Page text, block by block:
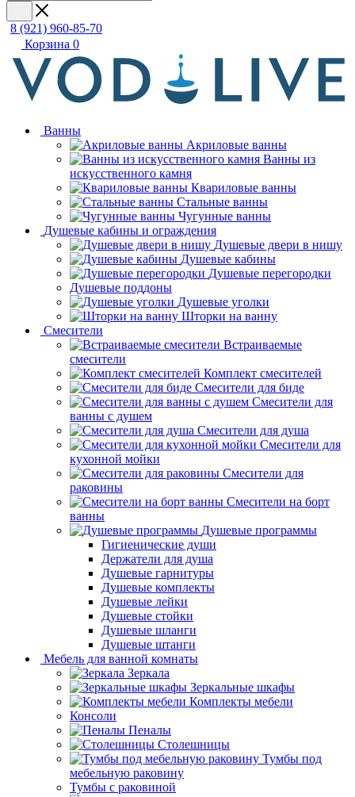
8 (921) 960-85-70
Корзина 0
Ванны
Акриловые ванны
Ванны из
искусственного камня
Квариловые ванны
Стальные ванны
Чугунные ванны
Душевые кабины и ограждения
Душевые двери в нишу
Душевые кабины
Душевые перегородки
Душевые поддоны
Душевые уголки
Шторки на ванну
Смесители
Встраиваемые
смесители
Комплект смесителей
Смесители для биде
Смесители для
ванны с душем
Смесители для душа
Смесители для
кухонной мойки
Смесители для
раковины
Смесители на борт
ванны
Душевые программы
Гигиенические души
Держатели для душа
Душевые гарнитуры
Душевые комплекты
Душевые лейки
Душевые стойки
Душевые шланги
Душевые штанги
Мебель для ванной комнаты
Зеркала
Зеркальные шкафы
Комплекты мебели
Консоли
Пеналы
Столешницы
Тумбы под
мебельную раковину
Тумбы с раковиной